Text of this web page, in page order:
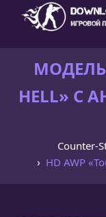
МОДЕЛЬ
HELL» С
Counter-
HD AWP